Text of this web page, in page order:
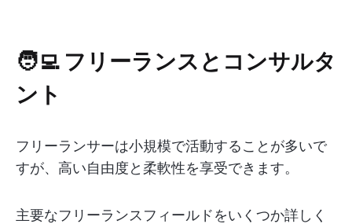
🧑‍💻 フリーランスとコンサルタ
ント
フリーランサーは小規模で活動することが多いで
すが、高い自由度と柔軟性を享受できます。
主要なフリーランスフィールドをいくつか詳しく